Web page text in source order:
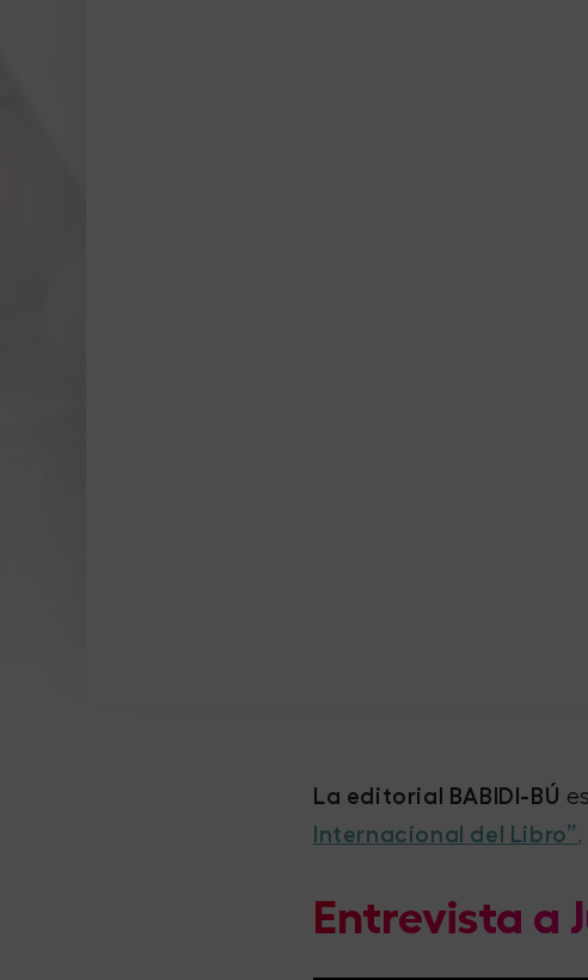
La editorial BABIDI-BÚ
Internacional del Libro” ,
Entrevista a